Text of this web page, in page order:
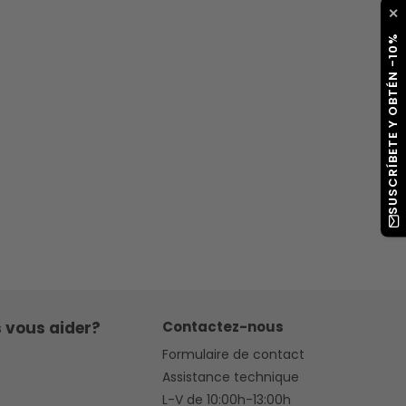
✕
SUSCRÍBETE Y OBTÉN -10%
aider? Contactez-nous
Formulaire de contact
Assistance technique
L-V de 10:00h-13:00h